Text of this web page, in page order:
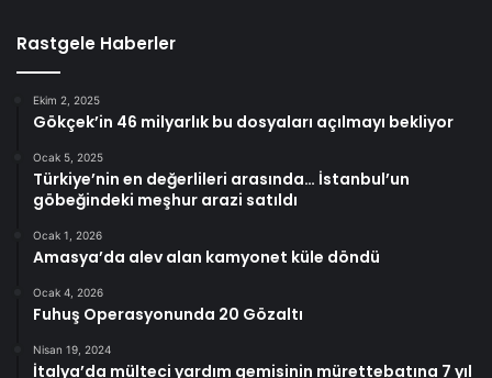
Rastgele Haberler
Ekim 2, 2025
Gökçek’in 46 milyarlık bu dosyaları açılmayı bekliyor
Ocak 5, 2025
Türkiye’nin en değerlileri arasında… İstanbul’un
göbeğindeki meşhur arazi satıldı
Ocak 1, 2026
Amasya’da alev alan kamyonet küle döndü
Ocak 4, 2026
Fuhuş Operasyonunda 20 Gözaltı
Nisan 19, 2024
İtalya’da mülteci yardım gemisinin mürettebatına 7 yıl